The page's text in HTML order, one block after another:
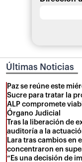
Últimas Noticias
Paz se reúne este
Sucre para tratar la
ALP compromete
Órgano Judicial
Tras la liberación de
auditoría a la
Lara tras cambios en
concentraron en
“Es una decisión de